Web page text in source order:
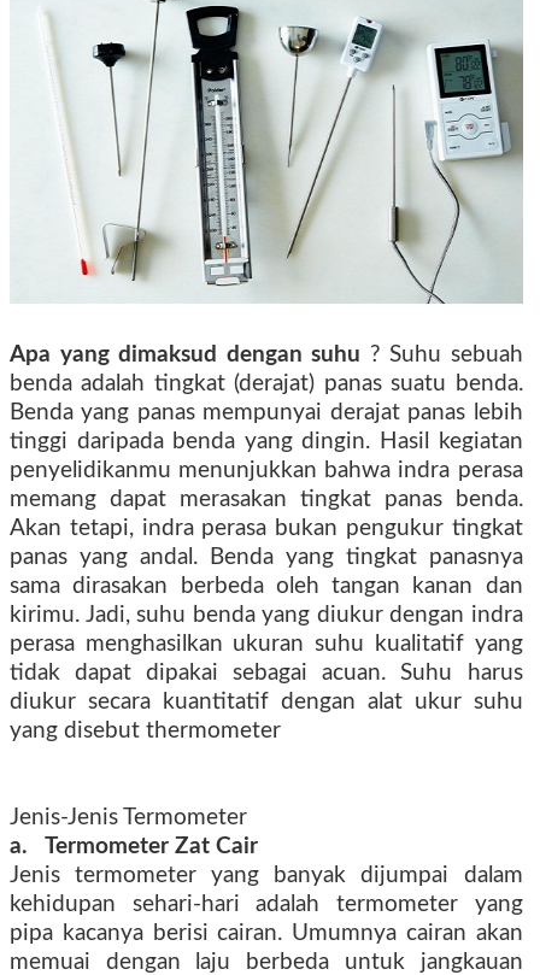
Apa yang dimaksud dengan suhu ? Suhu sebuah
benda adalah tingkat (derajat) panas suatu benda.
Benda yang panas mempunyai derajat panas lebih
tinggi daripada benda yang dingin. Hasil kegiatan
penyelidikanmu menunjukkan bahwa indra perasa
memang dapat merasakan tingkat panas benda.
Akan tetapi, indra perasa bukan pengukur tingkat
panas yang andal. Benda yang tingkat panasnya
sama dirasakan berbeda oleh tangan kanan dan
kirimu. Jadi, suhu benda yang diukur dengan indra
perasa menghasilkan ukuran suhu kualitatif yang
tidak dapat dipakai sebagai acuan. Suhu harus
diukur secara kuantitatif dengan alat ukur suhu
yang disebut thermometer
Jenis-Jenis Termometer
a. Termometer Zat Cair
Jenis termometer yang banyak dijumpai dalam
kehidupan sehari-hari adalah termometer yang
pipa kacanya berisi cairan. Umumnya cairan akan
memuai dengan laju berbeda untuk jangkauan